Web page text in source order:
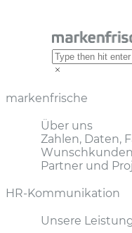
markenfrische
Über uns
Zahlen, Daten,
Wunschkunden
Partner und
HR-Kommunikation
Unsere